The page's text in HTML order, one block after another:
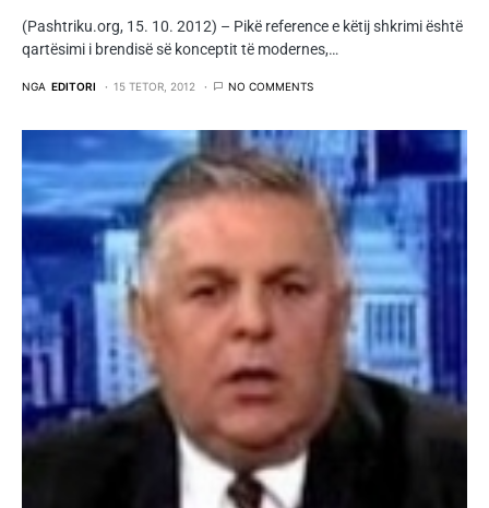
(Pashtriku.org, 15. 10. 2012) – Pikë reference e këtij shkrimi është
qartësimi i brendisë së konceptit të modernes,…
NGA EDITORI 15 TETOR, 2012 NO COMMENTS